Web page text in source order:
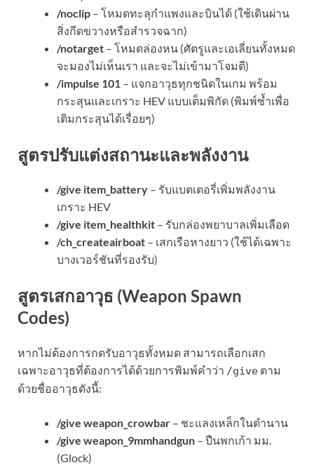
/noclip – โหมดทะลุกำแพงและบินได้ (ใช้เดินผ่าน
สิ่งกีดขวางหรือสำรวจฉาก)
/notarget – โหมดล่องหน (ศัตรูและเอเลี่ยนทั้งหมด
จะมองไม่เห็นเรา และจะไม่เข้ามาโจมตี)
/impulse 101 – แจกอาวุธทุกชนิดในเกม พร้อม
กระสุนและเกราะ HEV แบบเต็มพิกัด (พิมพ์ซ้ำเพื่อ
เติมกระสุนได้เรื่อยๆ)
สูตรปรับแต่งสถานะและพลังงาน
/give item_battery – รับแบตเตอรี่เพิ่มพลังงาน
เกราะ HEV
/give item_healthkit – รับกล่องพยาบาลเพิ่มเลือด
/ch_createairboat – เสกเรือหางยาว (ใช้ได้เฉพาะ
บางเวอร์ชันที่รองรับ)
สูตรเสกอาวุธ (Weapon Spawn
Codes)
หากไม่ต้องการกดรับอาวุธทั้งหมด สามารถเลือกเสก
เฉพาะอาวุธที่ต้องการได้ด้วยการพิมพ์คำว่า /give ตาม
ด้วยชื่ออาวุธดังนี้:
/give weapon_crowbar – ชะแลงเหล็กในตำนาน
/give weapon_9mmhandgun – ปืนพกเก้า มม.
(Glock)